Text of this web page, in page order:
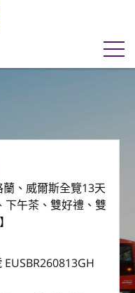
、威爾斯全覽13天
下午茶、雙好禮、雙
EUSBR260813GH